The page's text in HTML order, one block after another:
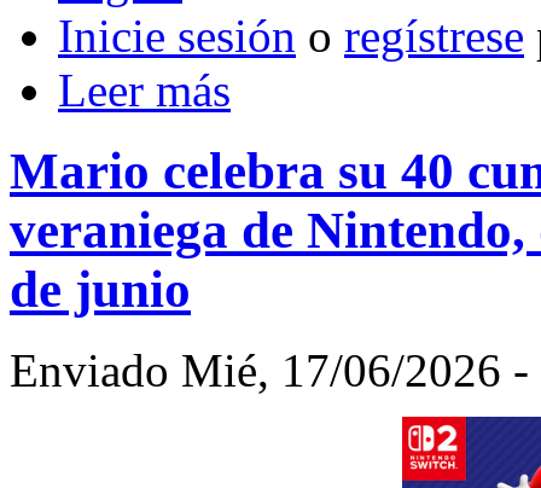
Inicie sesión o regístrese
Leer más
Mario celebra su 40
veraniega de
de junio
Enviado Mié, 17/06/2026